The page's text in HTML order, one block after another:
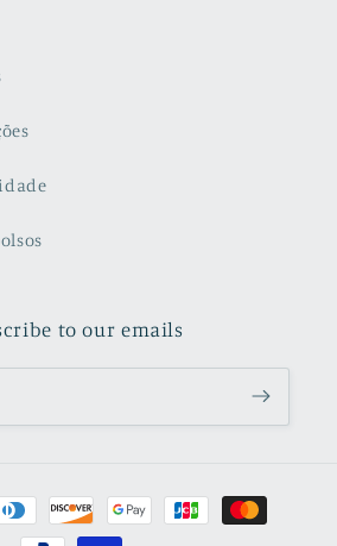
to our emails